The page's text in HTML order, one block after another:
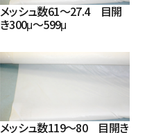
45
メッシュ数61～27.4 目開
き300μ～599μ
メッシュ数119～80 目開き